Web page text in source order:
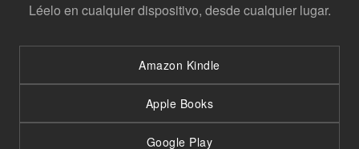
Léelo en cualquier dispositivo, desde cualquier lugar.
Amazon Kindle
Apple Books
Google Play